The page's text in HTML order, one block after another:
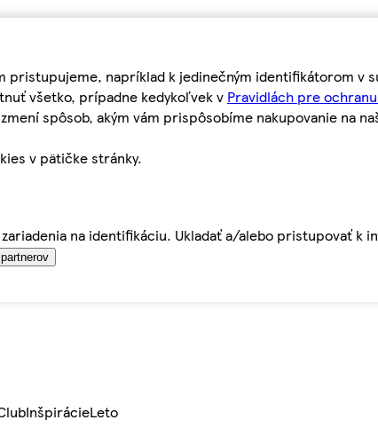
pristupujeme, napríklad k jedinečným identifikátorom v
všetko, prípadne kedykoľvek v Pravidlách pre
spôsob, akým vám prispôsobíme nakupovanie na
v pätičke stránky.
na identifikáciu. Ukladať a/alebo pristupovať k
InšpirácieLeto